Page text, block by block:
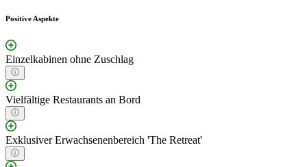
Positive Aspekte
Einzelkabinen ohne Zuschlag
Vielfältige Restaurants an Bord
Exklusiver Erwachsenenbereich 'The Retreat'